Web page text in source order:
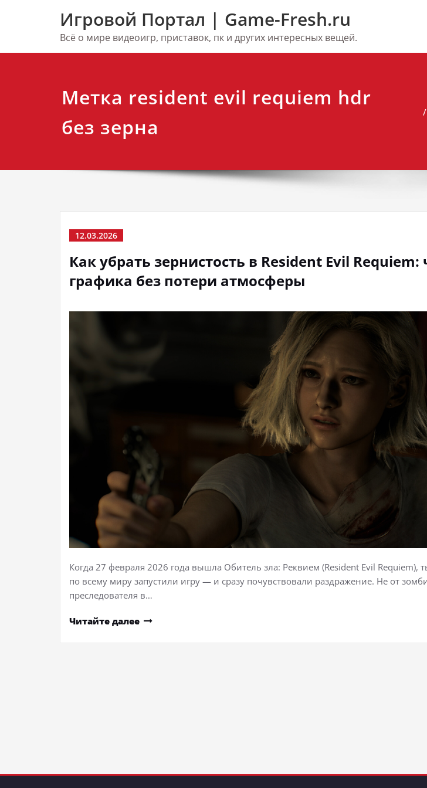
Игровой Портал | Game-Fresh.ru
Всё о мире видеоигр, приставок, пк и других интересных вещей.
Метка resident evil requiem hdr
без зерна
12.03.2026
Как убрать зернистость в Resident Evil Requiem:
графика без потери атмосферы
Когда 27 февраля 2026 года вышла Обитель зла: Реквием (Resident Evil Requiem),
по всему миру запустили игру — и сразу почувствовали раздражение. Не от
преследователя в…
Читайте далее